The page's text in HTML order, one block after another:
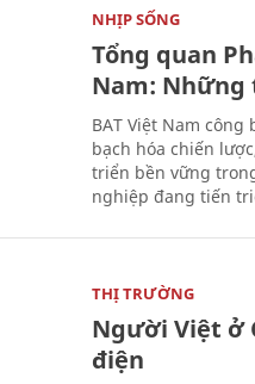
NHỊP SỐNG
Tổng quan
Nam:
BAT Việt Nam
bạch hóa chiến
triển bền vững
nghiệp đang tiến
THỊ TRƯỜNG
Người Việt ở
điện